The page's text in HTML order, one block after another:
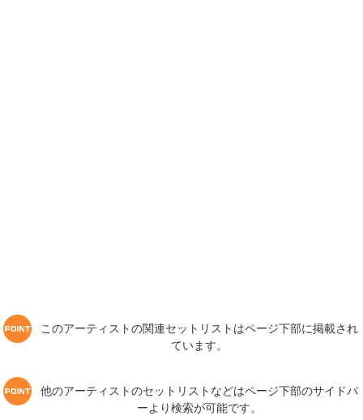
このアーティストの関連セットリストはページ下部に掲載され
ています。
他のアーティストのセットリストなどはページ下部のサイドバ
ーより検索が可能です。